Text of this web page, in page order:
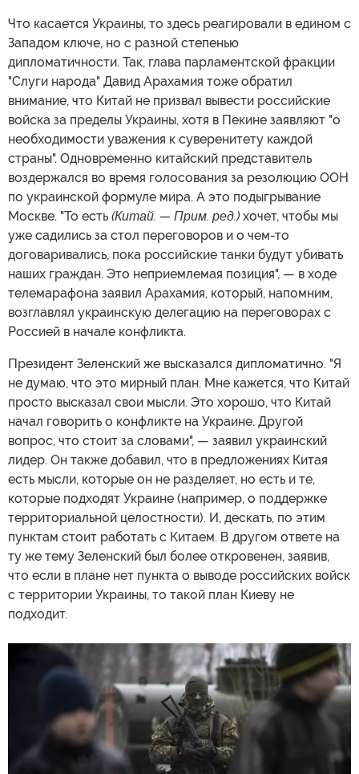
Что касается Украины, то здесь реагировали в едином с
Западом ключе, но с разной степенью
дипломатичности. Так, глава парламентской фракции
"Слуги народа" Давид Арахамия тоже обратил
внимание, что Китай не призвал вывести российские
войска за пределы Украины, хотя в Пекине заявляют "о
необходимости уважения к суверенитету каждой
страны". Одновременно китайский представитель
воздержался во время голосования за резолюцию ООН
по украинской формуле мира. А это подыгрывание
Москве. "То есть (Китай. — Прим. ред.) хочет, чтобы мы
уже садились за стол переговоров и о чем-то
договаривались, пока российские танки будут убивать
наших граждан. Это неприемлемая позиция", — в ходе
телемарафона заявил Арахамия, который, напомним,
возглавлял украинскую делегацию на переговорах с
Россией в начале конфликта.
Президент Зеленский же высказался дипломатично. "Я
не думаю, что это мирный план. Мне кажется, что Китай
просто высказал свои мысли. Это хорошо, что Китай
начал говорить о конфликте на Украине. Другой
вопрос, что стоит за словами", — заявил украинский
лидер. Он также добавил, что в предложениях Китая
есть мысли, которые он не разделяет, но есть и те,
которые подходят Украине (например, о поддержке
территориальной целостности). И, дескать, по этим
пунктам стоит работать с Китаем. В другом ответе на
ту же тему Зеленский был более откровенен, заявив,
что если в плане нет пункта о выводе российских войск
с территории Украины, то такой план Киеву не
подходит.